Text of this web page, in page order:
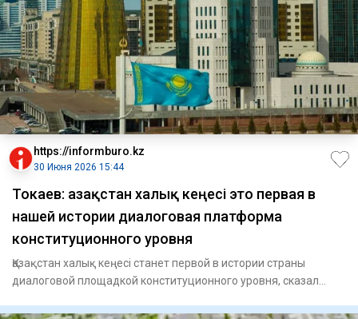
https://informburo.kz
30 Июня 2026 15:44
Токаев: Қазақстан халық кеңесі это первая в
нашей истории диалоговая платформа
конституционного уровня
Қазақстан халық кеңесі станет первой в истории страны
диалоговой площадкой конституционного уровня, сказал